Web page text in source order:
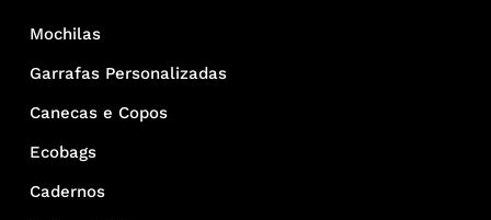
Mochilas
Garrafas Personalizadas
Canecas e Copos
Ecobags
Cadernos